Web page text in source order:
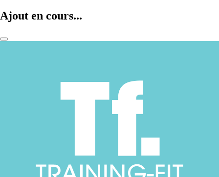
Ajout en cours...